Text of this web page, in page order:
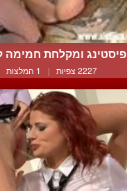
פיסטינג ומקלחת חמימה
2227 צפיות | 1 המלצות